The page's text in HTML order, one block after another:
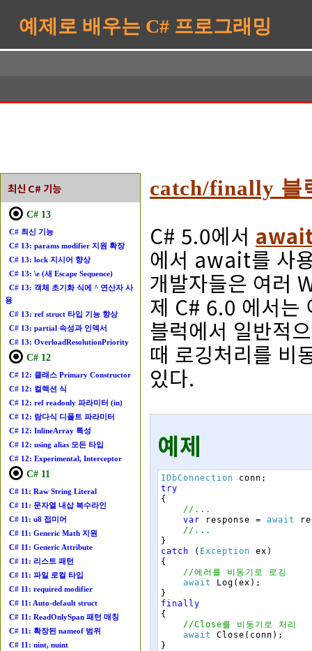
예제로 배우는 C# 프로그래밍
최신 C# 기능
C# 13
C# 최신 기능
C# 13: params modifier 지원 확장
C# 13: lock 지시어 향상
C# 13: \e (새 Escape Sequence)
C# 13: 객체 초기화 식에 ^ 연산자 사
용
C# 13: ref struct 타입 기능 향상
C# 13: partial 속성과 인덱서
C# 13: OverloadResolutionPriority
C# 12
C# 12: 클래스 Primary Constructor
C# 12: 컬렉션 식
C# 12: ref readonly 파라미터 (in)
C# 12: 람다식 디폴트 파라미터
C# 12: InlineArray 특성
C# 12: using alias 모든 타입
C# 12: Experimental, Interceptor
C# 11
C# 11: Raw String Literal
C# 11: 문자열 내삽 복수라인
C# 11: u8 접미어
C# 11: Generic Math 지원
C# 11: Generic Attribute
C# 11: 리스트 패턴
C# 11: 파일 로컬 타입
C# 11: required modifier
C# 11: Auto-default struct
C# 11: ReadOnlySpan 패턴 매칭
C# 11: 확장된 nameof 범위
C# 11: nint, nuint
catch/finally 블
C# 5.0에서
에서 await를 사
개발자들은 여러
제 C# 6.0 에서는
블럭에서 일반적
때 로깅처리를 비
있다.
예제
IDbConnection conn ;
try
{
//...
var
response = await
//...
}
catch
( Exception ex )
{
//에러를 비동기로 로깅
await
Log ( ex ) ;
}
finally
{
//Close를 비동기로 처리
await
Close ( conn ) ;
}